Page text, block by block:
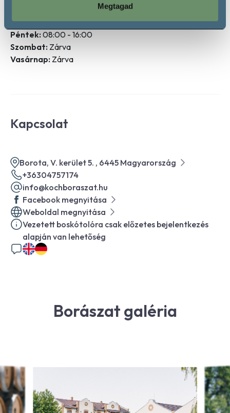
Megtagad
Csütörtök:08:00 - 16:00
Péntek: 08:00 - 16:00
Szombat: Zárva
Vasárnap: Zárva
Kapcsolat
Borota, V. kerület 5. , 6445 Magyarország
+36304757174
info@kochboraszat.hu
Facebook megnyitása
Weboldal megnyitása
Vezetett boskótolóra csak előzetes bejelentkezés
alapján van lehetőség
Borászat galéria